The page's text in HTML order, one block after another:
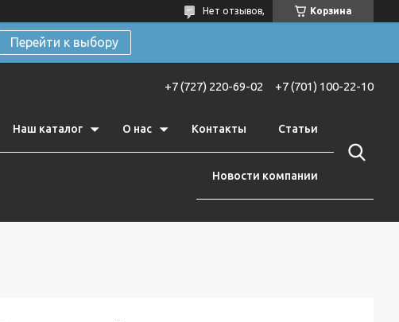
Корзина
Нет отзывов,
Перейти к выбору
+7 (727) 220-69-02 +7 (701) 100-22-10
Наш каталог О нас Контакты Статьи
Новости компании